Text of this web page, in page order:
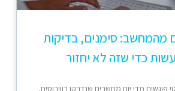
מהמחשב: סימנים, בדיקות
כדי שזה לא יחזור
פוגשים מדי יום מחשבים שנדבקו בווירוסים,